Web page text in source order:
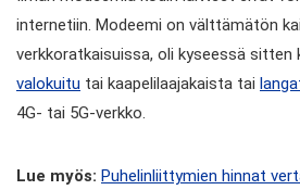
internetiin. Modeemi on välttämätön
verkkoratkaisuissa, oli kyseessä sitten
valokuitu tai kaapelilaajakaista tai
4G- tai 5G-verkko.
Lue myös: Puhelinliittymien hinnat